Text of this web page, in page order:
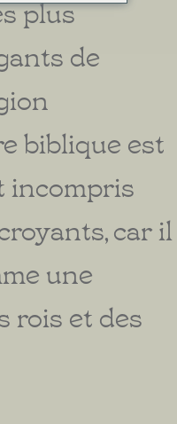
plus
de
biblique est
incompris
car il
une
rois et des